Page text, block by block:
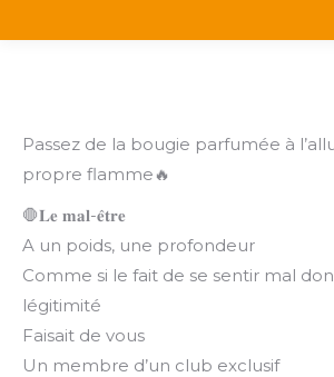
Passez de la bougie parfumée à
propre flamme🔥
🛑𝐋𝐞 𝐦𝐚𝐥-𝐞̂𝐭𝐫𝐞
A un poids, une profondeur
Comme si le fait de se sentir mal
légitimité
Faisait de vous
Un membre d’un club exclusif